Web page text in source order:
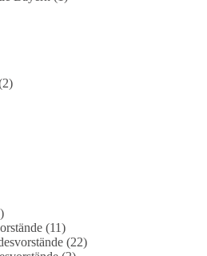
sieht vor, dass
Führungsrolle übernimmt, zur
Europas werden soll und
hinaus aufrüstet.
bei unserer Umfrage mit und sag
umfrage-des-monats-august-
de/grundlagendokume
(11)
(22)